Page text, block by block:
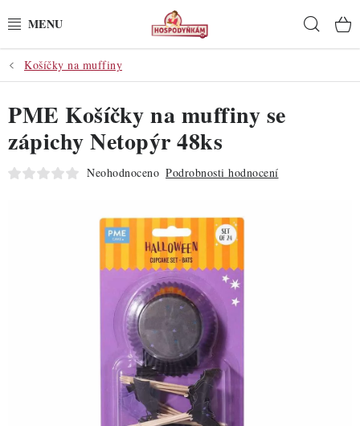
na
POTŘEBY
POMŮCKY
SUROVINY
DÁRKOVÉ POUKAZY
Košíčky na muffiny
PME Košíčky na muffiny se
zápichy Netopýr 48ks
Neohodnoceno Podrobnosti hodnocení